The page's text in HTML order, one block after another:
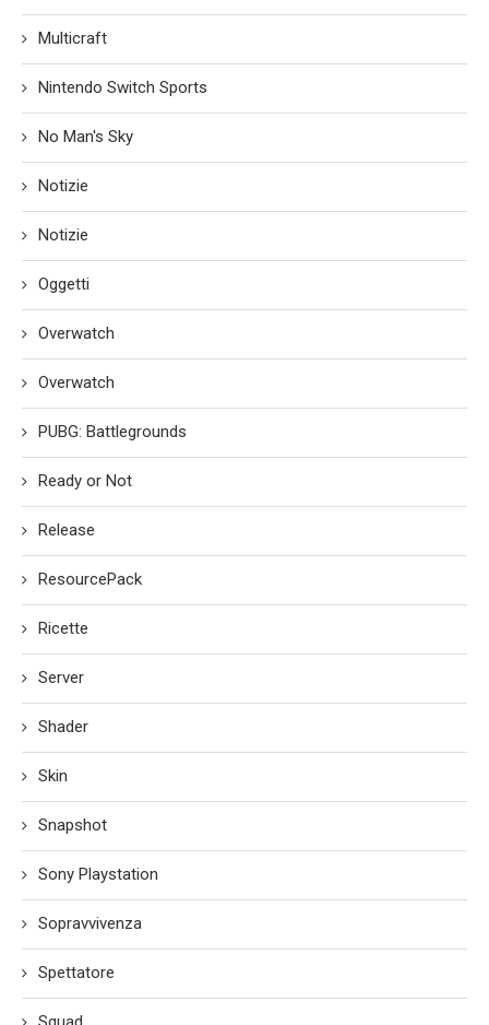
Multicraft
Nintendo Switch Sports
No Man's Sky
Notizie
Notizie
Oggetti
Overwatch
Overwatch
PUBG: Battlegrounds
Ready or Not
Release
ResourcePack
Ricette
Server
Shader
Skin
Snapshot
Sony Playstation
Sopravvivenza
Spettatore